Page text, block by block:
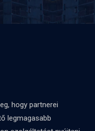
hogy partnerei
legmagasabb